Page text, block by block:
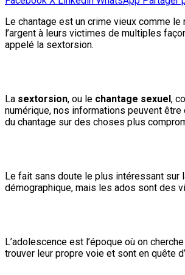
Le chantage est un crime vieux comme
l’argent à leurs victimes de multiples
appelé la sextorsion.
La sextorsion, ou le chantage sexuel,
numérique, nos informations peuvent
du chantage sur des choses plus
Le fait sans doute le plus intéressant sur
démographique, mais les ados sont des
L’adolescence est l’époque où on
trouver leur propre voie et sont en quête